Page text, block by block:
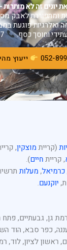
יונים זה לא מותרות
ומתפוררת לאבק
ואלרגיות פוגעת
וחוסך כסף.
052-899-0277
ייעוץ
(קרייתמוצקין,
, קרייתחיים).
כרמיאל,מעלות
יוקנעם.
גן, גבעתיים, פתח
כפר סבא, הוד
ראשון לציון, לוד,